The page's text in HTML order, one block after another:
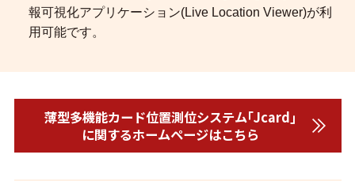
報可視化アプリケーション(Live Location Viewer)が利
用可能です。
薄型多機能カード位置測位システム｢Jcard｣
に関するホームページはこちら